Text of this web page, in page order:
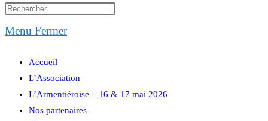
website
search
Menu Fermer
Accueil
L’Association
L’Armentiéroise – 16 & 17 mai 2026
Nos partenaires